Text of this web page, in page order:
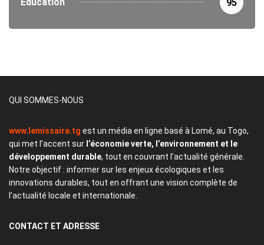
95
QUI SOMMES-NOUS
www.lemissaire.tg est un média en ligne basé à Lomé, au Togo,
qui met l’accent sur l’économie verte, l’environnement et le
développement durable, tout en couvrant l’actualité générale.
Notre objectif : informer sur les enjeux écologiques et les
innovations durables, tout en offrant une vision complète de
l’actualité locale et internationale.
CONTACT ET ADRESSE